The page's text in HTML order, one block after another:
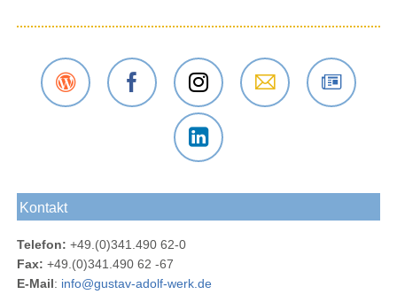
Blog
bei
Das
Gustav-
Adolf-
bei
Werk
Adolf-
Kontakt
Telefon: +49.(0)341.490 62-0
Fax: +49.(0)341.490 62 -67
E-Mail: info@gustav-adolf-werk.de